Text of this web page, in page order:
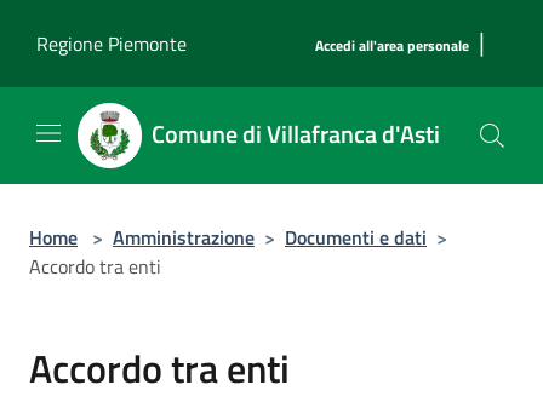
Regione Piemonte
Accedi all'area personale |
Comune di Villafranca d'Asti
Home > Amministrazione > Documenti e dati >
Accordo tra enti
Accordo tra enti